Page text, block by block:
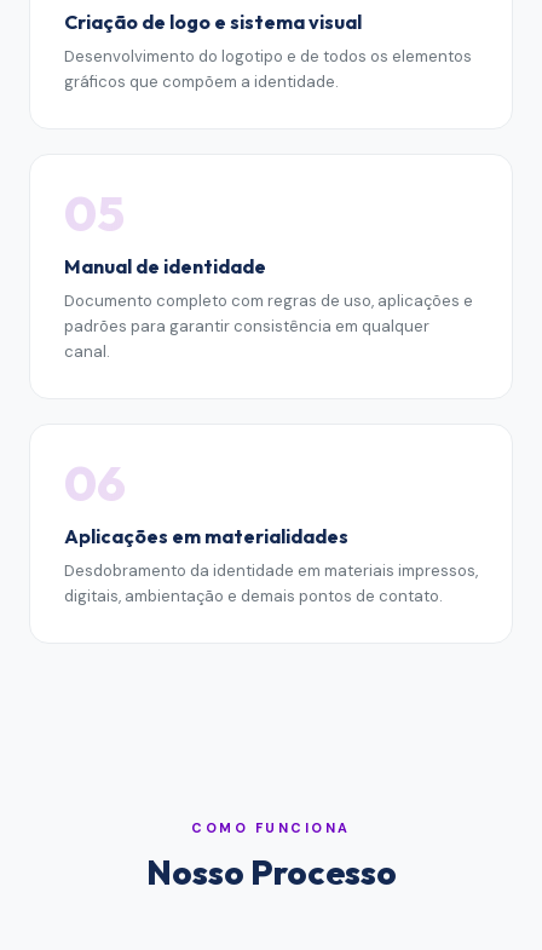
Criação de logo e sistema visual
Desenvolvimento do logotipo e de todos os elementos
gráficos que compõem a identidade.
05
Manual de identidade
Documento completo com regras de uso, aplicações e
padrões para garantir consistência em qualquer
canal.
06
Aplicações em materialidades
Desdobramento da identidade em materiais impressos,
digitais, ambientação e demais pontos de contato.
COMO FUNCIONA
Nosso Processo